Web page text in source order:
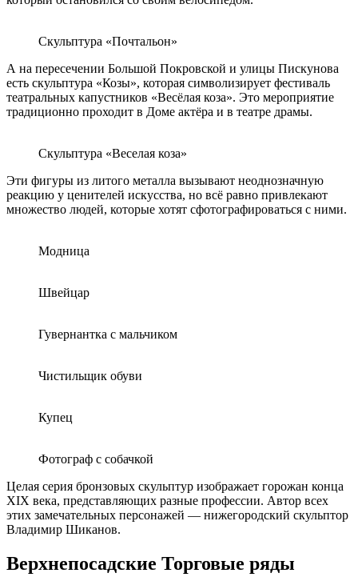
Скульптура «Почтальон»
А на пересечении Большой Покровской и улицы Пискунова
есть скульптура «Козы», которая символизирует фестиваль
театральных капустников «Весёлая коза». Это мероприятие
традиционно проходит в Доме актёра и в театре драмы.
Скульптура «Веселая коза»
Эти фигуры из литого металла вызывают неоднозначную
реакцию у ценителей искусства, но всё равно привлекают
множество людей, которые хотят сфотографироваться с ними.
Модница
Швейцар
Гувернантка с мальчиком
Чистильщик обуви
Купец
Фотограф с собачкой
Целая серия бронзовых скульптур изображает горожан конца
XIX века, представляющих разные профессии. Автор всех
этих замечательных персонажей — нижегородский скульптор
Владимир Шиканов.
Верхнепосадские Торговые ряды